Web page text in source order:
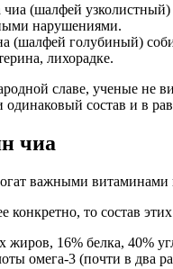
чиа (шалфей
нарушениями.
(шалфей голубиный)
лихорадке.
славе, ученые не
состав и в
чиа
важными
конкретно, то состав
жиров, 16% белка, 40%
омега-3 (почти в два